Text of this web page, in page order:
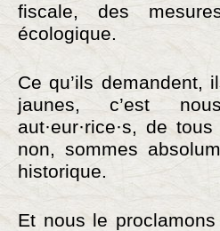
fiscale, des
écologique.
Ce qu’ils demandent,
jaunes, c’est
aut·eur·rice·s, de
non, sommes
historique.
Et nous le